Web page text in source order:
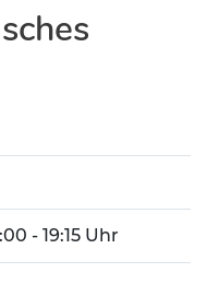
- 19:15 Uhr